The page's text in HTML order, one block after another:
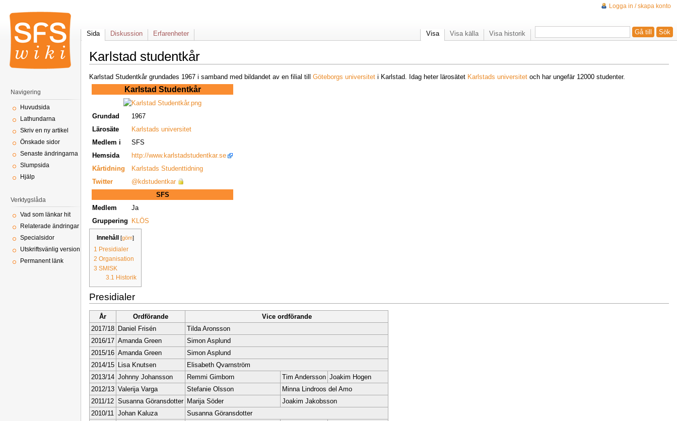
Karlstad studentkår
Karlstad Studentkår grundades 1967 i samband med bildandet av en filial till Göteborgs universitet i Karlstad. Idag heter lärosätet Karlstads universitet och har ungefär 12000 studenter.
Karlstad Studentkår
Grundad
1967
Lärosäte
Karlstads universitet
Medlem i
SFS
Hemsida
http://www.karlstadstudentkar.se
Kårtidning
Karlstads Studenttidning
Twitter
@kdstudentkar
SFS
Medlem
Ja
Gruppering
KLÖS
Innehåll [göm]
1 Presidialer
2 Organisation
3 SMISK
3.1 Historik
Presidialer
År Ordförande
Vice ordförande
2017/18 Daniel Frisén
Tilda Aronsson
2016/17 Amanda Green
Simon Asplund
2015/16 Amanda Green
Simon Asplund
2014/15 Lisa Knutsen
Elisabeth Qvarnström
2013/14 Johnny Johansson Remmi Gimborn Tim Andersson Joakim Hogen
2012/13 Valerija Varga Stefanie Olsson
Minna Lindroos del Amo
2011/12 Susanna Göransdotter Marija Söder
Joakim Jakobsson
2010/11
Johan Kaluza
Susanna Göransdotter
Logga in / skapa konto
Sida Diskussion Erfarenheter Visa Visa källa Visa historik
Navigering
Huvudsida
Lathundarna
Skriv en ny artikel
Önskade sidor
Senaste ändringarna
Slumpsida
Hjälp
Verktygslåda
Vad som länkar hit
Relaterade ändringar
Specialsidor
Utskriftsvänlig version
Permanent länk